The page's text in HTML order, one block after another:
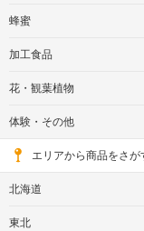
蜂蜜
加工食品
花・観葉植物
体験・その他
エリアから商品をさが
北海道
東北